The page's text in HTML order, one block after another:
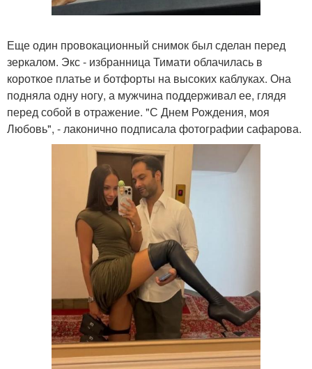
Еще один провокационный снимок был сделан перед
зеркалом. Экс - избранница Тимати облачилась в
короткое платье и ботфорты на высоких каблуках. Она
подняла одну ногу, а мужчина поддерживал ее, глядя
перед собой в отражение. "С Днем Рождения, моя
Любовь", - лаконично подписала фотографии сафарова.